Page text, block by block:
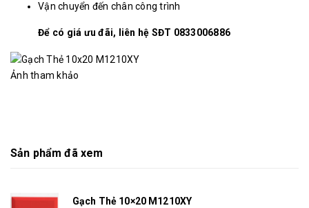
Vận chuyển đến chân công trình
Để có giá ưu đãi, liên hệ SĐT 0833006886
Ảnh tham khảo
Sản phẩm đã xem
Gạch Thẻ 10×20 M1210XY